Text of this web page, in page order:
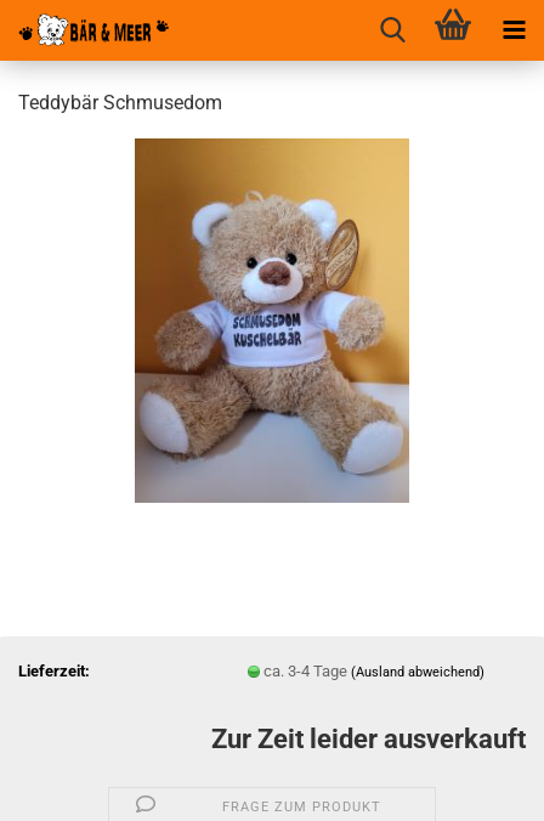
Teddybär Schmusedom
Lieferzeit: ca. 3-4 Tage(Ausland abweichend)
Zur Zeit leider ausverkauft
FRAGE ZUM PRODUKT